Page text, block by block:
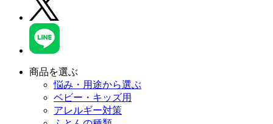
商品を選ぶ
悩み・用途から選ぶ
ベビー・キッズ用
アレルギー対策